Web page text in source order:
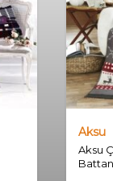
Aksu
Aksu